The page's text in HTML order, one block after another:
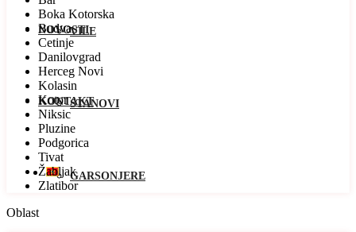
VILE
STANOVI
GARSONJERE
NOVOSTI
KONTAKT
Boka Kotorska
Budva
Cetinje
Danilovgrad
Herceg Novi
Kolasin
Kotor
Niksic
Pluzine
Podgorica
Tivat
Žabljak
Zlatibor
Oblast